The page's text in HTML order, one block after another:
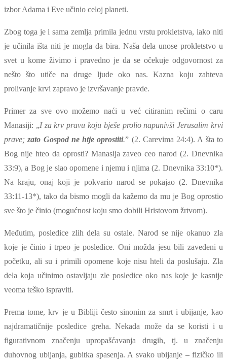
izbor Adama i Eve učinio celoj planeti.
Zbog toga je i sama zemlja primila jednu vrstu prokletstva, iako niti
je učinila išta niti je mogla da bira. Naša dela unose prokletstvo u
svet u kome živimo i pravedno je da se očekuje odgovornost za
nešto što utiče na druge ljude oko nas. Kazna koju zahteva
prolivanje krvi zapravo je izvršavanje pravde.
Primer za sve ovo možemo naći u već citiranim rečimi o caru
Manasiji: „I za krv pravu koju bješe prolio napunivši Jerusalim krvi
prave;zato Gospod ne htje oprostiti.” (2. Carevima 24:4). A šta to
Bog nije hteo da oprosti? Manasija zaveo ceo narod(2. Dnevnika
33:9), a Bog je slao opomene i njemu i njima(2. Dnevnika 33:10*).
Na kraju, onaj koji je pokvario narod se pokajao (2. Dnevnika
33:11-13*), tako da bismo mogli da kažemo da mu je Bog oprostio
sve što je činio (mogućnost koju smo dobili Hristovom žrtvom).
Međutim, posledice zlih dela su ostale. Narod se nije okanuo zla
koje je činio i trpeo je posledice. Oni možda jesu bili zavedeni u
početku, ali su i primili opomene koje nisu hteli da poslušaju. Zla
dela koja učinimo ostavljaju zle posledice oko nas koje je kasnije
veoma teško ispraviti.
Prema tome, krv je u Bibliji često sinonim za smrt i ubijanje, kao
najdramatičnije posledice greha. Nekada može da se koristi i u
figurativnom značenju upropašćavanja drugih, tj. u značenju
duhovnog ubijanja, gubitka spasenja. A svako ubijanje – fizičko ili